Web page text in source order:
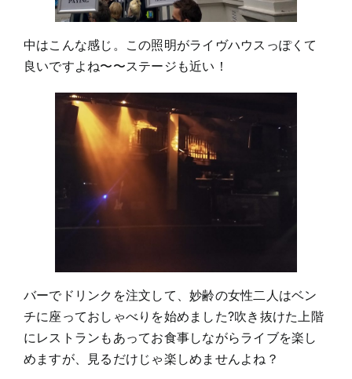
中はこんな感じ。この照明がライヴハウスっぽくて
良いですよね〜〜ステージも近い！
バーでドリンクを注文して、妙齢の女性二人はベン
チに座っておしゃべりを始めました?吹き抜けた上階
にレストランもあってお食事しながらライブを楽し
めますが、見るだけじゃ楽しめませんよね？